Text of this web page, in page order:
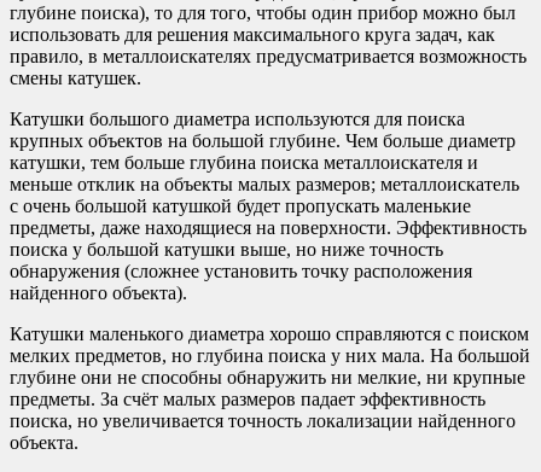
глубине поиска), то для того, чтобы один прибор можно был
использовать для решения максимального круга задач, как
правило, в металлоискателях предусматривается возможность
смены катушек.
Катушки большого диаметра используются для поиска
крупных объектов на большой глубине. Чем больше диаметр
катушки, тем больше глубина поиска металлоискателя и
меньше отклик на объекты малых размеров; металлоискатель
с очень большой катушкой будет пропускать маленькие
предметы, даже находящиеся на поверхности. Эффективность
поиска у большой катушки выше, но ниже точность
обнаружения (сложнее установить точку расположения
найденного объекта).
Катушки маленького диаметра хорошо справляются с поиском
мелких предметов, но глубина поиска у них мала. На большой
глубине они не способны обнаружить ни мелкие, ни крупные
предметы. За счёт малых размеров падает эффективность
поиска, но увеличивается точность локализации найденного
объекта.